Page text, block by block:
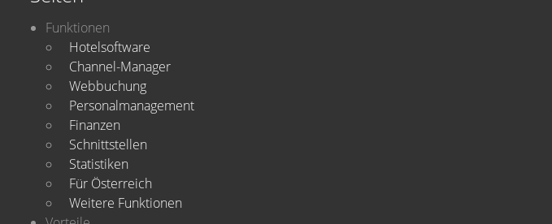
Funktionen
Hotelsoftware
Channel-Manager
Webbuchung
Personalmanagement
Finanzen
Schnittstellen
Statistiken
Für Österreich
Weitere Funktionen